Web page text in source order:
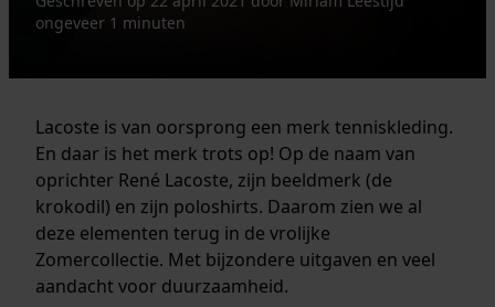
ongeveer 1 minuten
Lacoste is van oorsprong een merk tenniskleding.
En daar is het merk trots op! Op de naam van
oprichter René Lacoste, zijn beeldmerk (de
krokodil) en zijn poloshirts. Daarom zien we al
deze elementen terug in de vrolijke
Zomercollectie. Met bijzondere uitgaven en veel
aandacht voor duurzaamheid.